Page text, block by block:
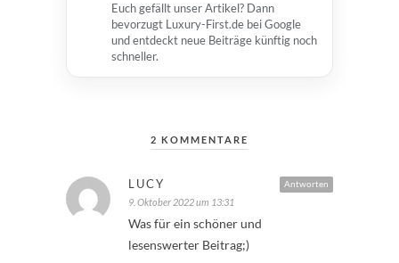
Euch gefällt unser Artikel? Dann
bevorzugt Luxury-First.de bei Google
und entdeckt neue Beiträge künftig noch
schneller.
2 KOMMENTARE
Antworten
LUCY
9. Oktober 2022 um 13:31
Was für ein schöner und
lesenswerter Beitrag;)